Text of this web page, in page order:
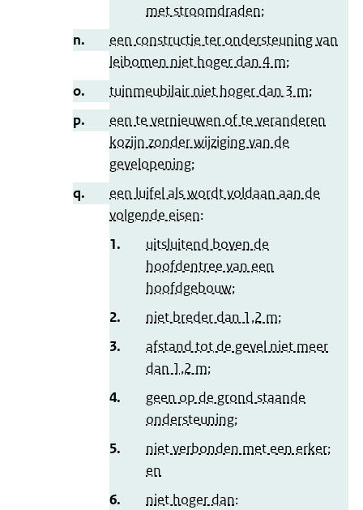
met stroomdraden;
n.
een constructie ter ondersteuning van
leibomen niet hoger dan 4 m;
o.
tuinmeubilair niet hoger dan 3 m;
p.
een te vernieuwen of te veranderen
kozijn zonder wijziging van de
gevelopening;
q.
een luifel als wordt voldaan aan de
volgende eisen:
1.
uitsluitend boven de
hoofdentree van een
hoofdgebouw;
2.
niet breder dan 1,2 m;
3.
afstand tot de gevel niet meer
dan 1,2 m;
4.
geen op de grond staande
ondersteuning;
5.
niet verbonden met een erker;
en
6.
niet hoger dan: